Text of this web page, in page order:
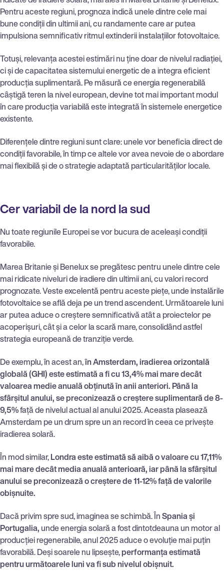
Pentru aceste regiuni, prognoza indică unele dintre cele mai
bune condiții din ultimii ani, cu randamente care ar putea
impulsiona semnificativ ritmul extinderii instalațiilor fotovoltaice.
Totuși, relevanța acestei estimări nu ține doar de nivelul radiației,
ci și de capacitatea sistemului energetic de a integra eficient
producția suplimentară. Pe măsură ce energia regenerabilă
câștigă teren la nivel european, devine tot mai important modul
în care producția variabilă este integrată în sistemele energetice
existente.
Diferențele dintre regiuni sunt clare: unele vor beneficia direct de
condiții favorabile, în timp ce altele vor avea nevoie de o abordare
mai flexibilă și de o strategie adaptată particularităților locale.
Cer variabil de la nord la sud
Nu toate regiunile Europei se vor bucura de aceleași condiții
favorabile.
Marea Britanie și Benelux se pregătesc pentru unele dintre cele
mai ridicate niveluri de iradiere din ultimii ani, cu valori record
prognozate. Veste excelentă pentru aceste piețe, unde instalările
fotovoltaice se află deja pe un trend ascendent. Următoarele luni
ar putea aduce o creștere semnificativă atât a proiectelor pe
acoperișuri, cât și a celor la scară mare, consolidând astfel
strategia europeană de tranziție verde.
De exemplu, în acest an,în Amsterdam, iradierea orizontală
globală (GHI) este estimată a fi cu 13,4% mai mare decât
valoarea medie anuală obținută în anii anteriori. Până la
sfârșitul anului, se preconizează o creștere suplimentară de 8-
9,5%față de nivelul actual al anului 2025. Aceasta plasează
Amsterdam pe un drum spre un an record în ceea ce privește
iradierea solară.
În mod similar,Londra este estimată să aibă o valoare cu 17,11%
mai mare decât media anuală anterioară, iar până la sfârșitul
anului se preconizează o creștere de 11-12% față de valorile
obișnuite.
Dacă privim spre sud, imaginea se schimbă. ÎnSpania și
Portugalia, unde energia solară a fost dintotdeauna un motor al
producției regenerabile, anul 2025 aduce o evoluție mai puțin
favorabilă. Deși soarele nu lipsește,performanța estimată
pentru următoarele luni va fi sub nivelul obișnuit.